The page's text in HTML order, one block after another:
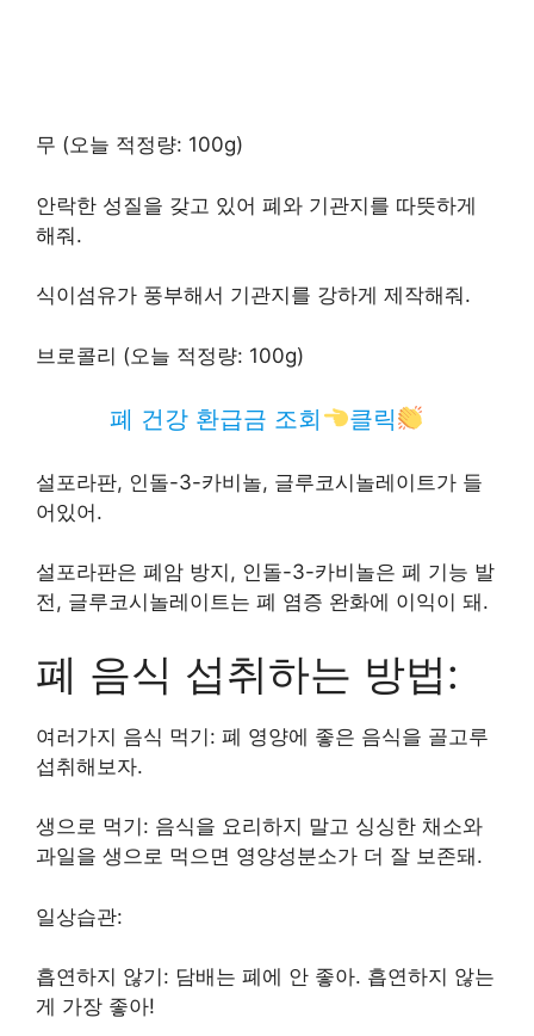
무 (오늘 적정량: 100g)
안락한 성질을 갖고 있어 폐와 기관지를 따뜻하게
해줘.
식이섬유가 풍부해서 기관지를 강하게 제작해줘.
브로콜리 (오늘 적정량: 100g)
폐 건강 환급금 조회 클릭
설포라판, 인돌-3-카비놀, 글루코시놀레이트가 들
어있어.
설포라판은 폐암 방지, 인돌-3-카비놀은 폐 기능 발
전, 글루코시놀레이트는 폐 염증 완화에 이익이 돼.
폐 음식 섭취하는 방법:
여러가지 음식 먹기: 폐 영양에 좋은 음식을 골고루
섭취해보자.
생으로 먹기: 음식을 요리하지 말고 싱싱한 채소와
과일을 생으로 먹으면 영양성분소가 더 잘 보존돼.
일상습관:
흡연하지 않기: 담배는 폐에 안 좋아. 흡연하지 않는
게 가장 좋아!